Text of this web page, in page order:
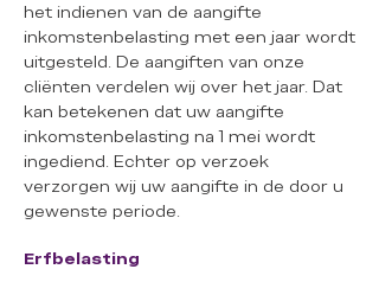
het indienen van de aangifte
inkomstenbelasting met een jaar wordt
uitgesteld. De aangiften van onze
cliënten verdelen wij over het jaar. Dat
kan betekenen dat uw aangifte
inkomstenbelasting na 1 mei wordt
ingediend. Echter op verzoek
verzorgen wij uw aangifte in de door u
gewenste periode.
Erfbelasting